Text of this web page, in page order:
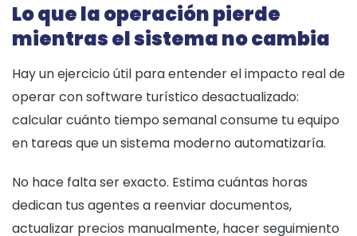
Lo que la operación pierde
mientras el sistema no cambia
Hay un ejercicio útil para entender el impacto real de
operar con software turístico desactualizado:
calcular cuánto tiempo semanal consume tu equipo
en tareas que un sistema moderno automatizaría.
No hace falta ser exacto. Estima cuántas horas
dedican tus agentes a reenviar documentos,
actualizar precios manualmente, hacer seguimiento